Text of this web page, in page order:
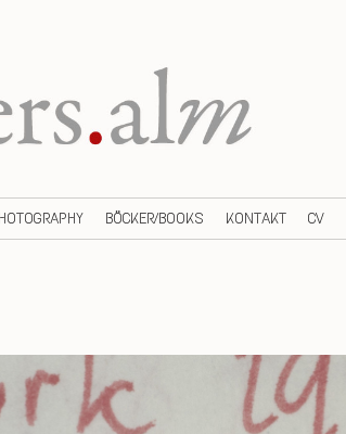
BÖCKER/BOOKS KONTAKT CV